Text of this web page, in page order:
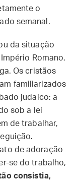
o
semanal.
da situação
Romano,
Os cristãos
familiarizados
judaico: a
sob a lei
de trabalhar,
de adoração
se do trabalho,
consistia,